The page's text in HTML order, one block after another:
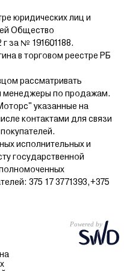
юридических лиц и
Общество
г за № 191601188.
в торговом реестре РБ
рассматривать
менеджеры по продажам.
указанные на
контактами для связи
исполнительных и
государственной
375 17 3771393,+375